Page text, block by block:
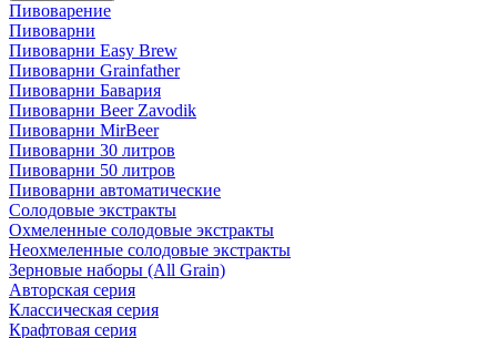
Пивоварение
Пивоварни
Пивоварни Easy Brew
Пивоварни Grainfather
Пивоварни Бавария
Пивоварни Beer Zavodik
Пивоварни MirBeer
Пивоварни 30 литров
Пивоварни 50 литров
Пивоварни автоматические
Солодовые экстракты
Охмеленные солодовые экстракты
Неохмеленные солодовые экстракты
Зерновые наборы (All Grain)
Авторская серия
Классическая серия
Крафтовая серия